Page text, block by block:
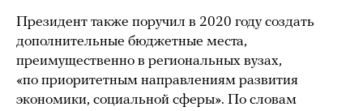
Президент также поручил в 2020 году создать
дополнительные бюджетные места,
преимущественно в региональных вузах,
«по приоритетным направлениям развития
экономики, социальной сферы». По словам